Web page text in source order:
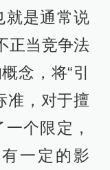
就是通常说
正当竞争法
念，将“引
准，对于擅
个限定，
一定的影